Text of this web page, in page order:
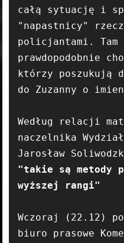
całą sytuację i
"napastnicy"
policjantami.
prawdopodobnie
którzy poszukują
do Zuzanny o
Według relacji
naczelnika
"takie są metody
wyższej rangi"
Wczoraj (22.12)
biuro prasowe